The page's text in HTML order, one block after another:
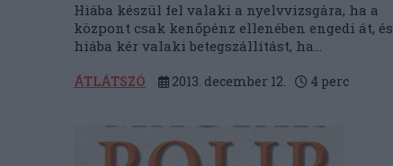
Hiába készül fel valaki a nyelvvizsgára, ha a
központ csak kenőpénz ellenében engedi át, és
hiába kér valaki betegszállítást, ha...
ÁTLÁTSZÓ 2013. december 12. 4 perc